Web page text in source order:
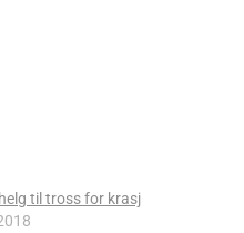
til tross for krasj